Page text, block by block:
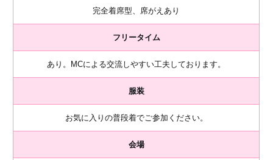
完全着席型、席がえあり
フリータイム
あり。MCによる交流しやすい工夫しております。
服装
お気に入りの普段着でご参加ください。
会場